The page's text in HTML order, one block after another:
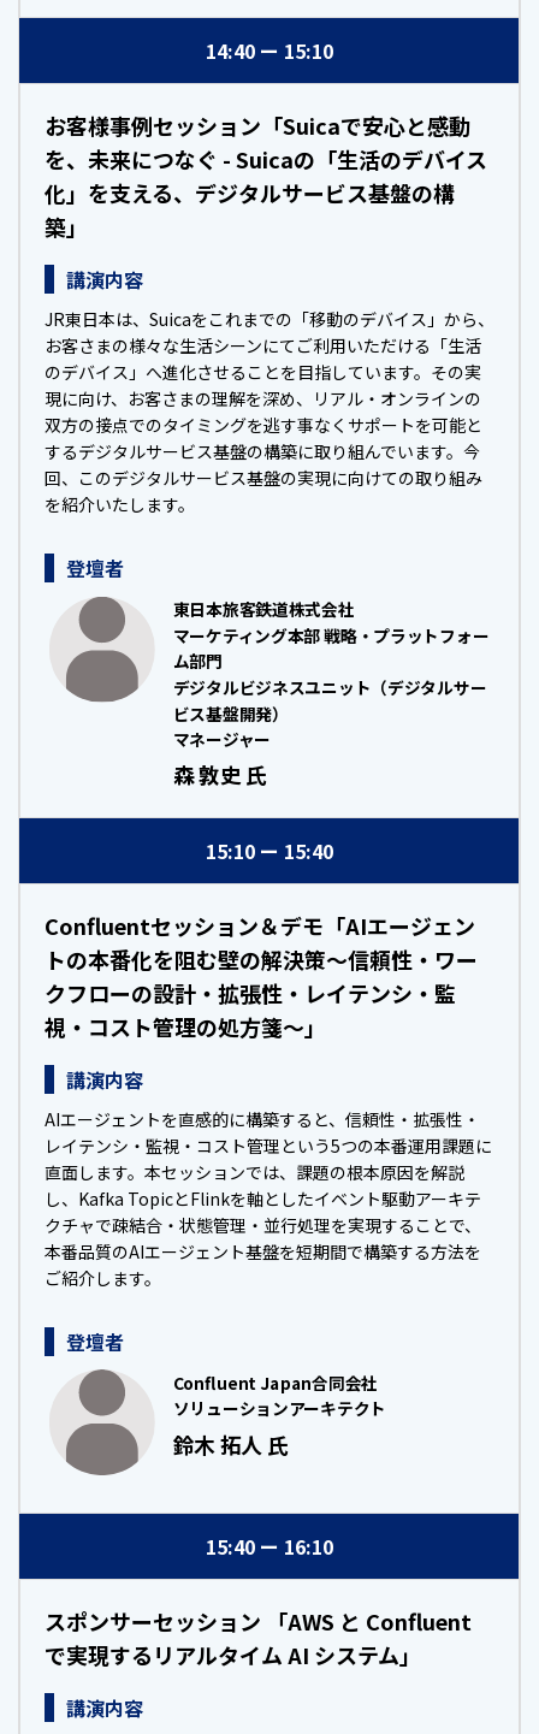
14:40 15:10
お客様事例セッション「Suicaで安心と感動
を、未来につなぐ - Suicaの「生活のデバイス
化」を支える、デジタルサービス基盤の構
築」
講演内容
JR東日本は、Suicaをこれまでの「移動のデバイス」から、
お客さまの様々な生活シーンにてご利用いただける「生活
のデバイス」へ進化させることを目指しています。その実
現に向け、お客さまの理解を深め、リアル・オンラインの
双方の接点でのタイミングを逃す事なくサポートを可能と
するデジタルサービス基盤の構築に取り組んでいます。今
回、このデジタルサービス基盤の実現に向けての取り組み
を紹介いたします。
登壇者
東日本旅客鉄道株式会社
マーケティング本部 戦略・プラットフォー
ム部門
デジタルビジネスユニット（デジタルサー
ビス基盤開発）
マネージャー
森 敦史 氏
15:10 15:40
Confluentセッション＆デモ「AIエージェン
トの本番化を阻む壁の解決策～信頼性・ワー
クフローの設計・拡張性・レイテンシ・監
視・コスト管理の処方箋～」
講演内容
AIエージェントを直感的に構築すると、信頼性・拡張性・
レイテンシ・監視・コスト管理という5つの本番運用課題に
直面します。本セッションでは、課題の根本原因を解説
し、Kafka TopicとFlinkを軸としたイベント駆動アーキテ
クチャで疎結合・状態管理・並行処理を実現することで、
本番品質のAIエージェント基盤を短期間で構築する方法を
ご紹介します。
登壇者
Confluent Japan合同会社
ソリューションアーキテクト
鈴木 拓人 氏
15:40 16:10
スポンサーセッション 「AWS と Confluent
で実現するリアルタイム AI システム」
講演内容